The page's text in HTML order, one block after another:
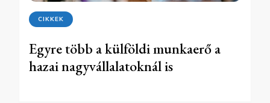
CIKKEK
Egyre több a külföldi munkaerő a
hazai nagyvállalatoknál is